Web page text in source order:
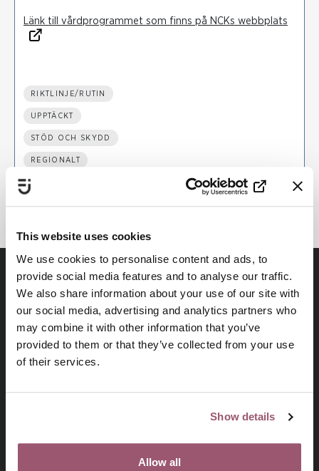
This website uses cookies
We use cookies to personalise content and ads, to
provide social media features and to analyse our traffic.
We also share information about your use of our site with
our social media, advertising and analytics partners who
may combine it with other information that you’ve
provided to them or that they’ve collected from your use
of their services.
Show details
Allow all
Länk till vårdprogrammet som finns på NCKs webbplats
RIKTLINJE/RUTIN
UPPTÄCKT
STÖD OCH SKYDD
REGIONALT
, den nationella samordningen mot hedersrelaterat